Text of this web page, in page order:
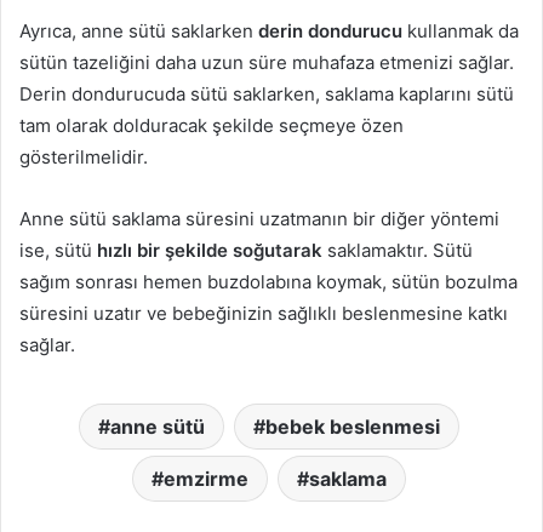
Ayrıca, anne sütü saklarken derin dondurucu kullanmak da
sütün tazeliğini daha uzun süre muhafaza etmenizi sağlar.
Derin dondurucuda sütü saklarken, saklama kaplarını sütü
tam olarak dolduracak şekilde seçmeye özen
gösterilmelidir.
Anne sütü saklama süresini uzatmanın bir diğer yöntemi
ise, sütü hızlı bir şekilde soğutarak saklamaktır. Sütü
sağım sonrası hemen buzdolabına koymak, sütün bozulma
süresini uzatır ve bebeğinizin sağlıklı beslenmesine katkı
sağlar.
anne sütü bebek beslenmesi
emzirme saklama